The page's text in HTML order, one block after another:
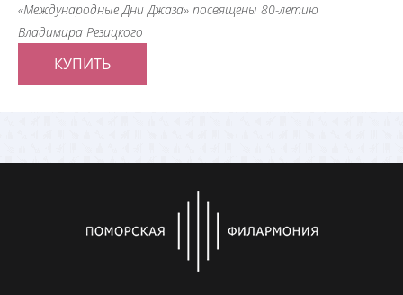
«Международные Дни Джаза» посвящены 80-летию
Владимира Резицкого
КУПИТЬ